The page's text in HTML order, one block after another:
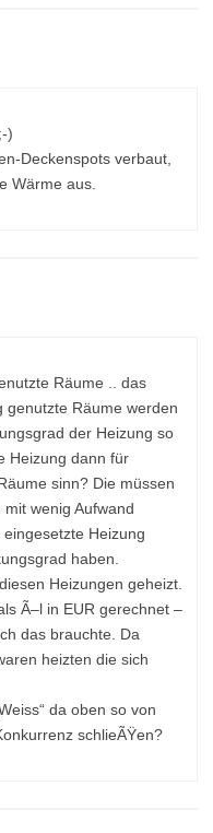
)
Deckenspots verbaut,
Wärme aus.
Räume .. das
genutzte Räume werden
der Heizung so
Heizung dann für
sinn? Die müssen
wenig Aufwand
Heizung
haben.
Heizungen geheizt.
Ã–l in EUR gerechnet –
das brauchte. Da
heizten die sich
da oben so von
schlieÃŸen?